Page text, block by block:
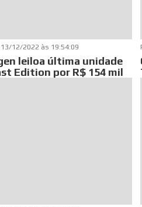
13/12/2022 às 19:54:09
leiloa última unidade
Edition por R$ 154 mil